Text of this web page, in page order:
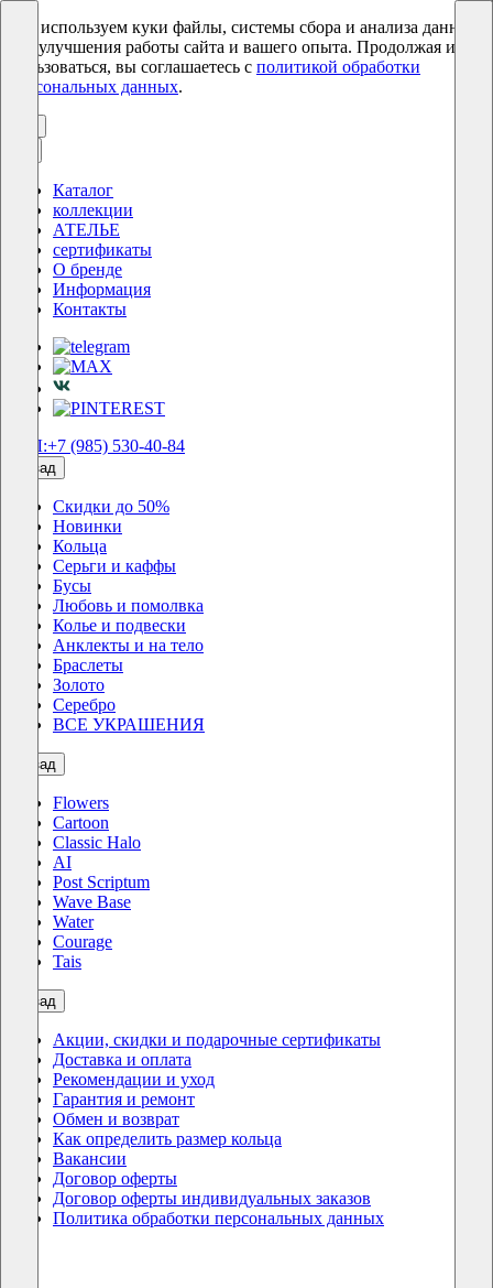
Мы используем куки файлы, системы сбора и анализа данных
для улучшения работы сайта и вашего опыта. Продолжая им
пользоваться, вы соглашаетесь с политикой обработки
персональных данных.
Каталог
коллекции
АТЕЛЬЕ
сертификаты
О бренде
Информация
Контакты
ТЕЛ:+7 (985) 530-40-84
назад
Скидки до 50%
Новинки
Кольца
Серьги и каффы
Бусы
Любовь и помолвка
Колье и подвески
Анклекты и на тело
Браслеты
Золото
Серебро
ВСЕ УКРАШЕНИЯ
назад
Flowers
Cartoon
Classic Halo
AI
Post Scriptum
Wave Base
Water
Courage
Tais
назад
Акции, скидки и подарочные сертификаты
Доставка и оплата
Рекомендации и уход
Гарантия и ремонт
Обмен и возврат
Как определить размер кольца
Вакансии
Договор оферты
Договор оферты индивидуальных заказов
Политика обработки персональных данных